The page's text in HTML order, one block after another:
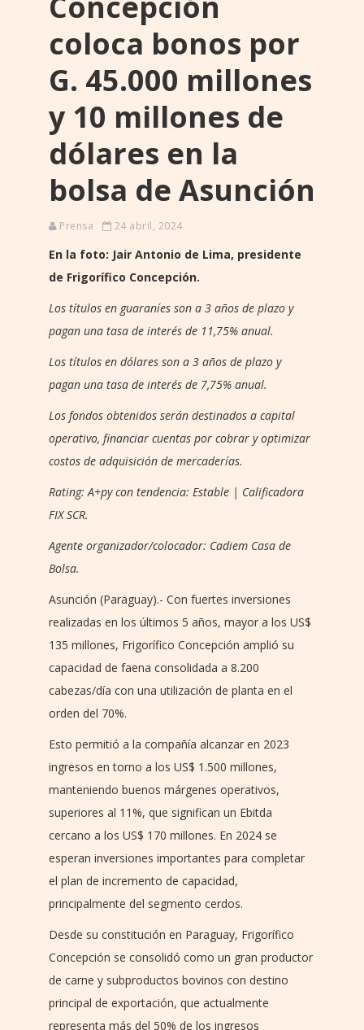
coloca bonos por
G. 45.000 millones
y 10 millones de
dólares en la
bolsa de Asunción
Prensa 24 abril, 2024
En la foto: Jair Antonio de Lima, presidente
de Frigorífico Concepción.
Los títulos en guaraníes son a 3 años de plazo y
pagan una tasa de interés de 11,75% anual.
Los títulos en dólares son a 3 años de plazo y
pagan una tasa de interés de 7,75% anual.
Los fondos obtenidos serán destinados a capital
operativo, financiar cuentas por cobrar y optimizar
costos de adquisición de mercaderías.
Rating: A+py con tendencia: Estable | Calificadora
FIX SCR.
Agente organizador/colocador: Cadiem Casa de
Bolsa.
Asunción (Paraguay).- Con fuertes inversiones
realizadas en los últimos 5 años, mayor a los US$
135 millones, Frigorífico Concepción amplió su
capacidad de faena consolidada a 8.200
cabezas/día con una utilización de planta en el
orden del 70%.
Esto permitió a la compañía alcanzar en 2023
ingresos en torno a los US$ 1.500 millones,
manteniendo buenos márgenes operativos,
superiores al 11%, que significan un Ebitda
cercano a los US$ 170 millones. En 2024 se
esperan inversiones importantes para completar
el plan de incremento de capacidad,
principalmente del segmento cerdos.
Desde su constitución en Paraguay, Frigorífico
Concepción se consolidó como un gran productor
de carne y subproductos bovinos con destino
principal de exportación, que actualmente
representa más del 50% de los ingresos